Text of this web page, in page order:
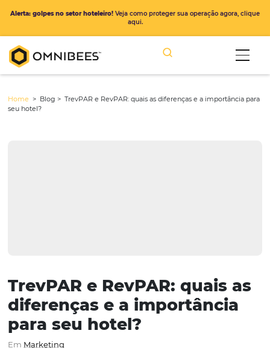
TrevPAR e RevPAR:
Alerta: golpes no setor hoteleiro!Veja como proteger sua operação